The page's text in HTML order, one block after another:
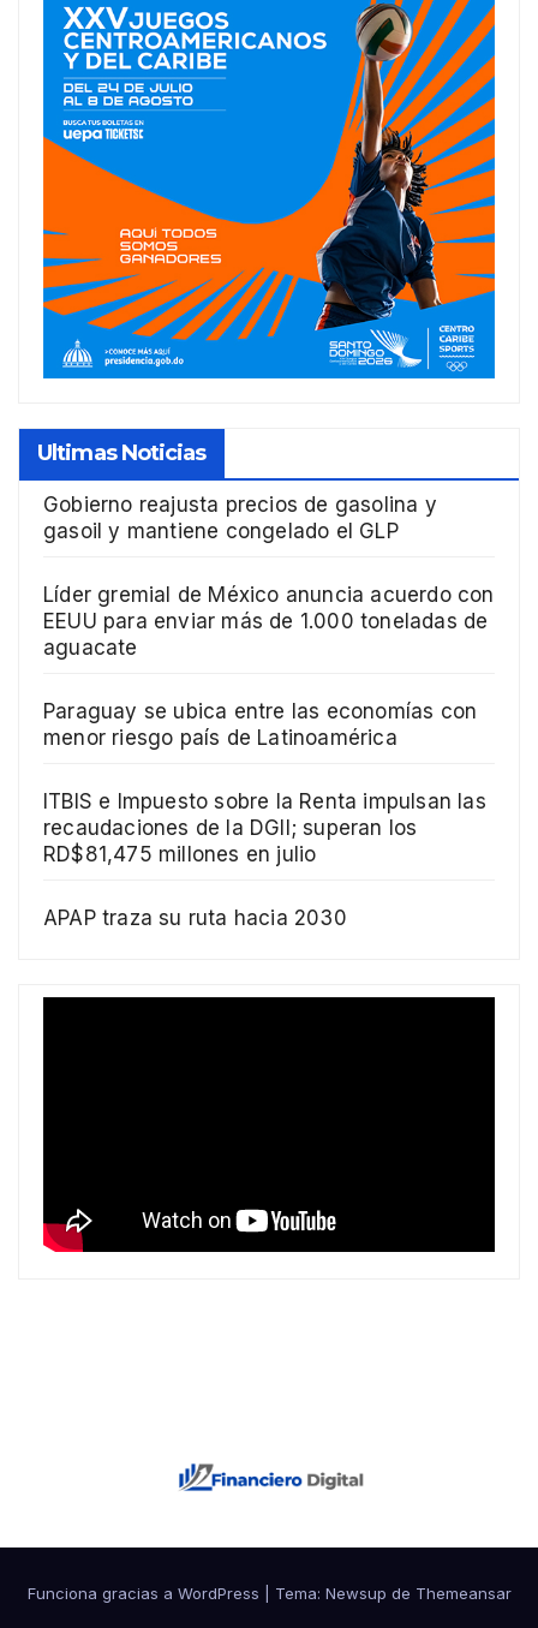
Ultimas Noticias
Gobierno reajusta precios de gasolina y
gasoil y mantiene congelado el GLP
Líder gremial de México anuncia acuerdo con
EEUU para enviar más de 1.000 toneladas de
aguacate
Paraguay se ubica entre las economías con
menor riesgo país de Latinoamérica
ITBIS e Impuesto sobre la Renta impulsan las
recaudaciones de la DGII; superan los
RD$81,475 millones en julio
APAP traza su ruta hacia 2030
Funciona gracias a WordPress Tema: Newsup de Themeansar